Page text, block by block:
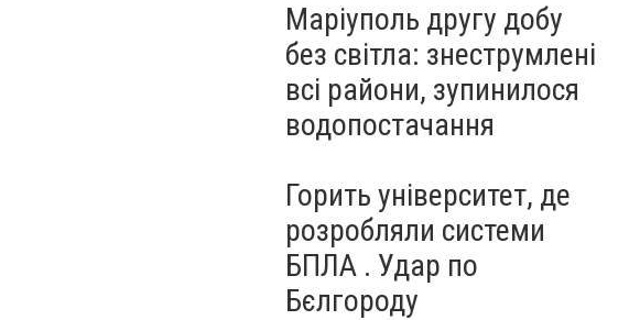
Маріуполь другу добу
без світла: знеструмлені
всі райони, зупинилося
водопостачання
Горить університет, де
розробляли системи
БПЛА . Удар по
Бєлгороду